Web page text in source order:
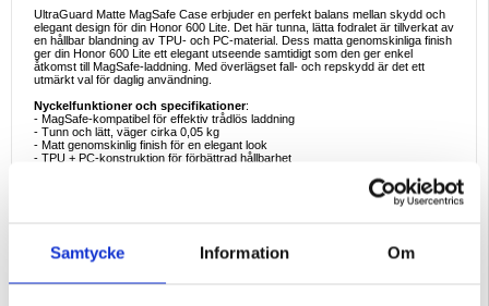
Samtycke Information Om
UltraGuard Matte MagSafe Case erbjuder en perfekt balans mellan skydd och
elegant design för din Honor 600 Lite. Det här tunna, lätta fodralet är tillverkat av
en hållbar blandning av TPU- och PC-material. Dess matta genomskinliga finish
ger din Honor 600 Lite ett elegant utseende samtidigt som den ger enkel
åtkomst till MagSafe-laddning. Med överlägset fall- och repskydd är det ett
utmärkt val för daglig användning.
Nyckelfunktioner och specifikationer:
- MagSafe-kompatibel för effektiv trådlös laddning
- Tunn och lätt, väger cirka 0,05 kg
- Matt genomskinlig finish för en elegant look
- TPU + PC-konstruktion för förbättrad hållbarhet
Skäl att köpa: